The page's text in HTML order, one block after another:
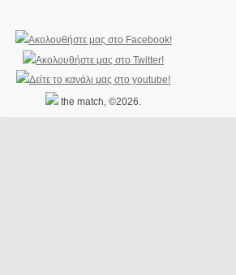
the match, ©2026.